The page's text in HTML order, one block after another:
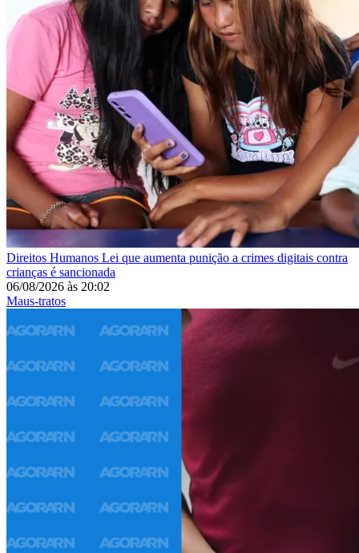
Direitos Humanos Lei que aumenta punição a crimes digitais contra
crianças é sancionada
06/08/2026 às 20:02
Maus-tratos